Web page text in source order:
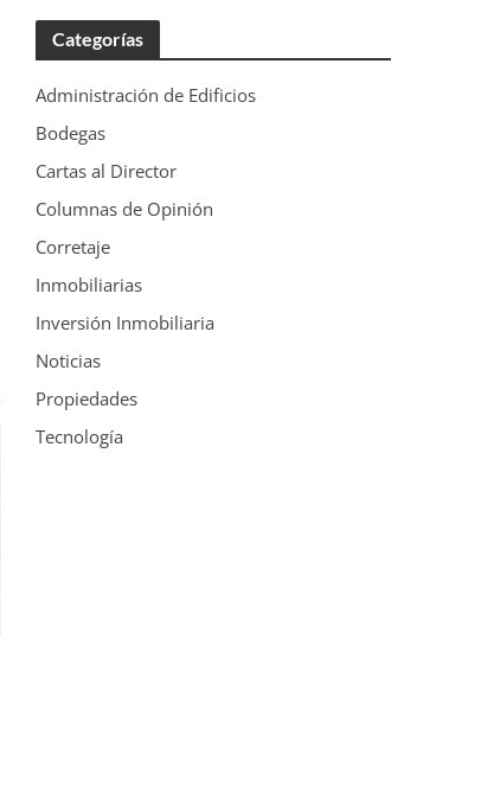
Categorías
Administración de Edificios
Bodegas
Cartas al Director
Columnas de Opinión
Corretaje
Inmobiliarias
Inversión Inmobiliaria
Noticias
Propiedades
Tecnología